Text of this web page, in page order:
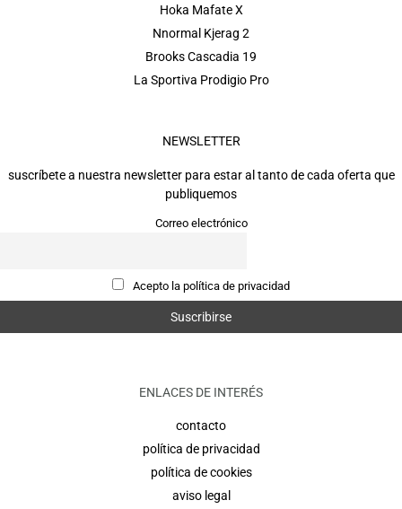
Hoka Mafate X
Nnormal Kjerag 2
Brooks Cascadia 19
La Sportiva Prodigio Pro
NEWSLETTER
suscríbete a nuestra newsletter para estar al tanto de cada oferta que
publiquemos
Correo electrónico
Acepto la política de privacidad
ENLACES DE INTERÉS
contacto
política de privacidad
política de cookies
aviso legal